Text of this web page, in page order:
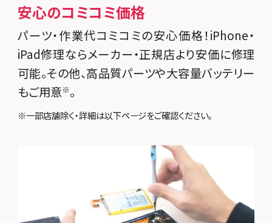
安心のコミコミ価格
パーツ・作業代コミコミの安心価格！iPhone・
iPad修理ならメーカー・正規店より安価に修理
可能。その他、高品質パーツや大容量バッテリー
もご用意※。
※一部店舗除く・詳細は以下ページをご確認ください。